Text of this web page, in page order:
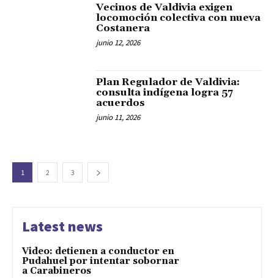
Vecinos de Valdivia exigen
locomoción colectiva con nueva
Costanera
junio 12, 2026
Plan Regulador de Valdivia:
consulta indígena logra 57
acuerdos
junio 11, 2026
1 2 3
Latest news
Video: detienen a conductor en
Pudahuel por intentar sobornar
a Carabineros